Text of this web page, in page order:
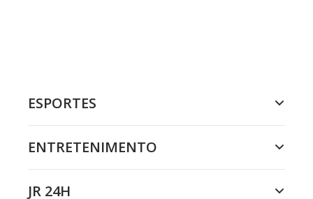
ESPORTES
ENTRETENIMENTO
JR 24H